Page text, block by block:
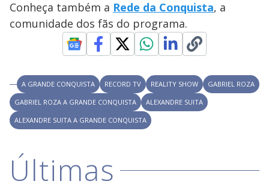
d
e
o
Conheça também a Rede da Conquista, a
comunidade dos fãs do programa.
A GRANDE CONQUISTA RECORD TV REALITY SHOW
GABRIEL ROZA
GABRIEL ROZA A GRANDE CONQUISTA
ALEXANDRE SUITA
ALEXANDRE SUITA A GRANDE CONQUISTA
Últimas